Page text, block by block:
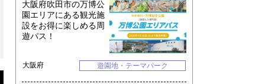
大阪府吹田市の万博公
園エリアにある観光施
設をお得に楽しめる周
遊パス！
大阪府 遊園地・テーマパーク